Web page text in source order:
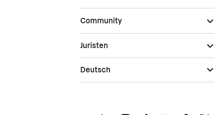
Community
Juristen
Deutsch